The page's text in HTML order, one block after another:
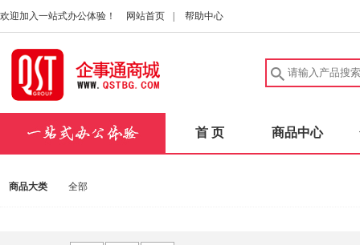
欢迎加入一站式办公体验！ 网站首页 帮助中心
首 页 商品中心
商品大类 全部